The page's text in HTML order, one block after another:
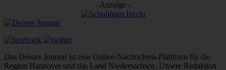
- Anzeige -
Das Deister Journal ist eine Online-Nachrichten-Plattform für die
Region Hannover und das Land Niedersachsen. Unsere Redaktion